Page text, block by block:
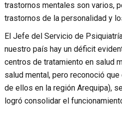
trastornos mentales son varios,
trastornos de la personalidad y
El Jefe del Servicio de
nuestro país hay un déficit
centros de tratamiento en salud
salud mental, pero reconoció
de ellos en la región Arequipa),
logró consolidar el